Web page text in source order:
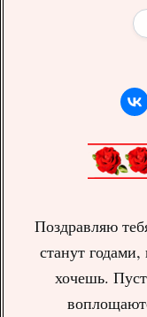
Поздравляю
станут годами,
хочешь.